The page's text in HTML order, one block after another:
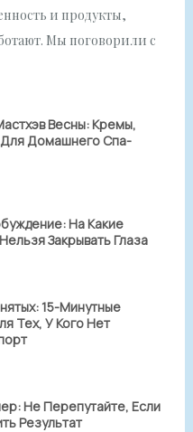
и продукты,
Мы поговорили с
Весны: Кремы,
Домашнего Спа-
На Какие
Закрывать Глаза
15-Минутные
Тех, У Кого Нет
Не Перепутайте, Если
Результат